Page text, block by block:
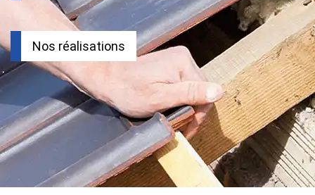
Nos réalisations